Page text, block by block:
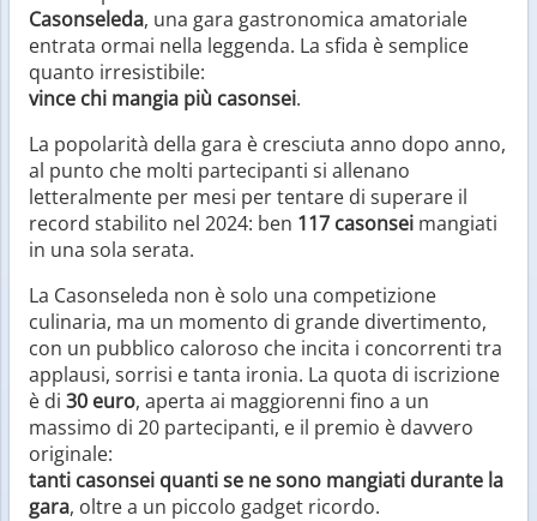
Casonseleda, una gara gastronomica amatoriale
entrata ormai nella leggenda. La sfida è semplice
quanto irresistibile:
vince chi mangia più casonsei.
La popolarità della gara è cresciuta anno dopo anno,
al punto che molti partecipanti si allenano
letteralmente per mesi per tentare di superare il
record stabilito nel 2024: ben 117 casonsei mangiati
in una sola serata.
La Casonseleda non è solo una competizione
culinaria, ma un momento di grande divertimento,
con un pubblico caloroso che incita i concorrenti tra
applausi, sorrisi e tanta ironia. La quota di iscrizione
è di 30 euro, aperta ai maggiorenni fino a un
massimo di 20 partecipanti, e il premio è davvero
originale:
tanti casonsei quanti se ne sono mangiati durante la
gara, oltre a un piccolo gadget ricordo.